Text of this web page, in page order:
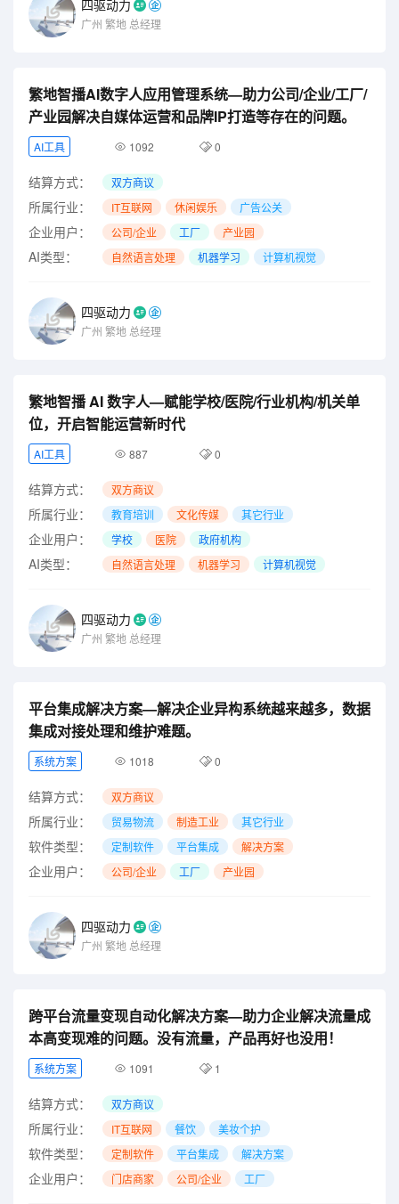
四驱动力
广州 繁地 总经理
繁地智播AI数字人应用管理系统—助力公司/企业/工厂/
产业园解决自媒体运营和品牌IP打造等存在的问题。
AI工具 1092 0
结算方式： 双方商议
所属行业： IT互联网 休闲娱乐 广告公关
企业用户： 公司/企业 工厂 产业园
AI类型： 自然语言处理 机器学习 计算机视觉
四驱动力
广州 繁地 总经理
繁地智播 AI 数字人—赋能学校/医院/行业机构/机关单
位，开启智能运营新时代
AI工具 887 0
结算方式： 双方商议
所属行业： 教育培训 文化传媒 其它行业
企业用户： 学校 医院 政府机构
AI类型： 自然语言处理 机器学习 计算机视觉
四驱动力
广州 繁地 总经理
平台集成解决方案—解决企业异构系统越来越多，数据
集成对接处理和维护难题。
系统方案 1018 0
结算方式： 双方商议
所属行业： 贸易物流 制造工业 其它行业
软件类型： 定制软件 平台集成 解决方案
企业用户： 公司/企业 工厂 产业园
四驱动力
广州 繁地 总经理
跨平台流量变现自动化解决方案—助力企业解决流量成
本高变现难的问题。没有流量，产品再好也没用！
系统方案 1091 1
结算方式： 双方商议
所属行业： IT互联网 餐饮 美妆个护
软件类型： 定制软件 平台集成 解决方案
企业用户： 门店商家 公司/企业 工厂